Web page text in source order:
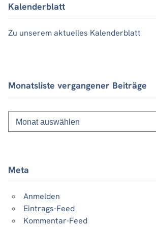
Kalenderblatt
Zu unserem aktuelles Kalenderblatt
Monatsliste vergangener Beiträge
Monatsliste
vergangener
Beiträge
Meta
Anmelden
Eintrags-Feed
Kommentar-Feed